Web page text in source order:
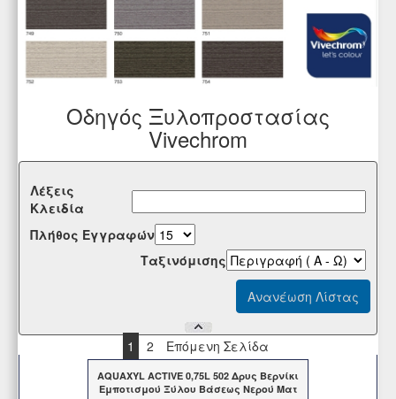
Οδηγός Ξυλοπροστασίας
Vivechrom
Λέξεις
Κλειδία
Πλήθος Εγγραφών
Tαξινόμισης
1 2 Επόμενη Σελίδα
AQUAXYL ACTIVE 0,75L 502 Δρυς Βερνίκι
Εμποτισμού Ξύλου Βάσεως Νερού Ματ